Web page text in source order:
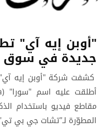
"أوبن إيه آي"
جديدة في سوق
كشفت شركة "أوبن إيه
مقاطع فيديو باستخدام
المطوّرة لـ"تشات جي بي